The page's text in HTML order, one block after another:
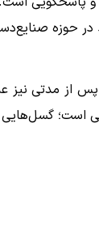
حوزه
از مدتی نیز
است؛ گسل‌هایی